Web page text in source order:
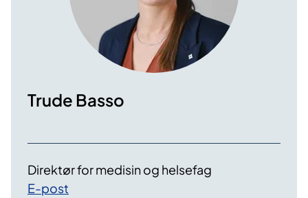
Trude Basso
Direktør for medisin og helsefag
E-post